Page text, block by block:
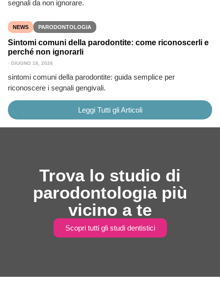
segnali da non ignorare.
NEWS PARODONTOLOGIA
Sintomi comuni della parodontite: come riconoscerli e
perché non ignorarli
⋅ GIUGNO 18, 2026
sintomi comuni della parodontite: guida semplice per
riconoscere i segnali gengivali.
Leggi Tutti gli Articoli
Trova lo studio di
parodontologia più
vicino a te
Scopri tutti gli studi dentistici